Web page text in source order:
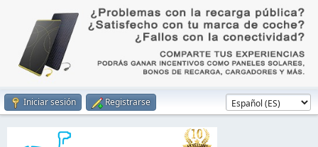
Iniciar sesión Registrarse